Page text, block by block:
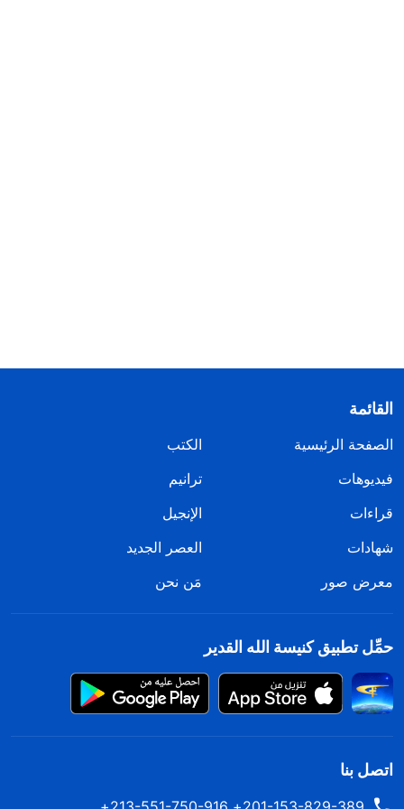
القائمة
الصفحة الرئيسية
الكتب
فيديوهات
ترانيم
قراءات
الإنجيل
شهادات
العصر الجديد
معرض صور
مَن نحن
حمِّل تطبيق كنيسة الله القدير
اتصل بنا